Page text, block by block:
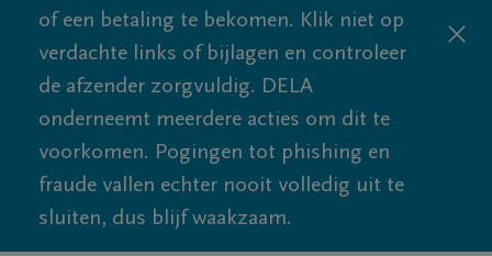
of een betaling te bekomen. Klik niet op
verdachte links of bijlagen en controleer
de afzender zorgvuldig. DELA
onderneemt meerdere acties om dit te
voorkomen. Pogingen tot phishing en
fraude vallen echter nooit volledig uit te
sluiten, dus blijf waakzaam.